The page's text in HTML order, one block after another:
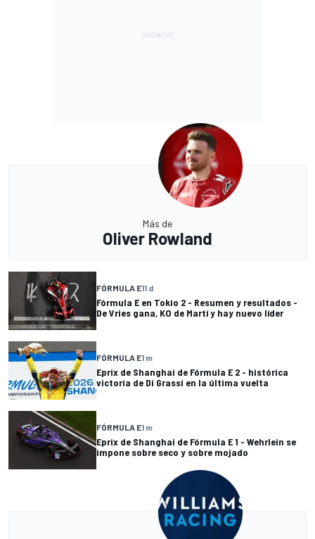
Más de
Oliver Rowland
FÓRMULA E11 d
Fórmula E en Tokio 2 - Resumen y resultados -
De Vries gana, KO de Martí y hay nuevo líder
FÓRMULA E1 m
Eprix de Shanghai de Fórmula E 2 - histórica
victoria de Di Grassi en la última vuelta
FÓRMULA E1 m
Eprix de Shanghai de Fórmula E 1 - Wehrlein se
impone sobre seco y sobre mojado